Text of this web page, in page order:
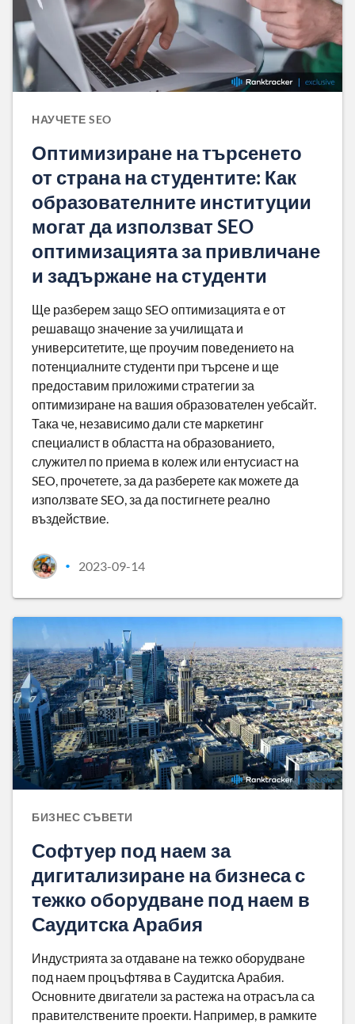
НАУЧЕТЕ SEO
Оптимизиране на търсенето
от страна на студентите: Как
образователните институции
могат да използват SEO
оптимизацията за привличане
и задържане на студенти
Ще разберем защо SEO оптимизацията е от
решаващо значение за училищата и
университетите, ще проучим поведението на
потенциалните студенти при търсене и ще
предоставим приложими стратегии за
оптимизиране на вашия образователен уебсайт.
Така че, независимо дали сте маркетинг
специалист в областта на образованието,
служител по приема в колеж или ентусиаст на
SEO, прочетете, за да разберете как можете да
използвате SEO, за да постигнете реално
въздействие.
• 2023-09-14
БИЗНЕС СЪВЕТИ
Софтуер под наем за
дигитализиране на бизнеса с
тежко оборудване под наем в
Саудитска Арабия
Индустрията за отдаване на тежко оборудване
под наем процъфтява в Саудитска Арабия.
Основните двигатели за растежа на отрасъла са
правителствените проекти. Например, в рамките